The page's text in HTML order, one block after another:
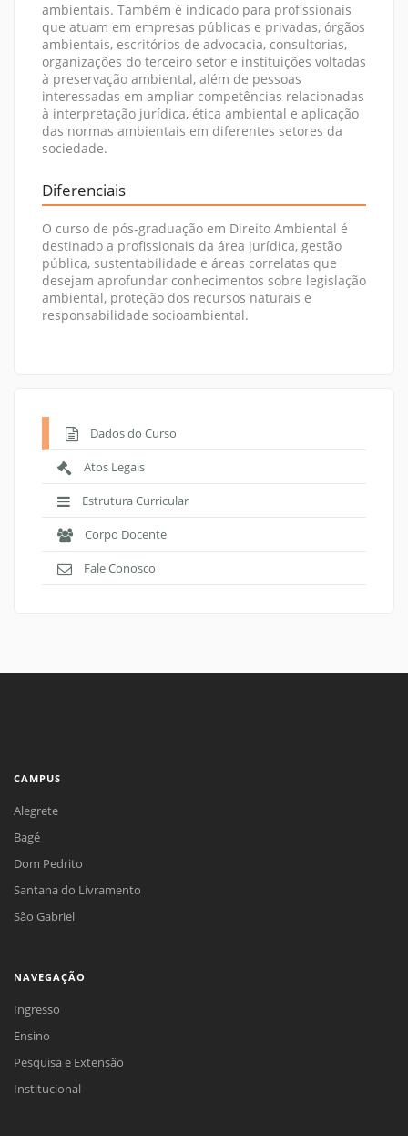
ambientais. Também é indicado para profissionais
que atuam em empresas públicas e privadas, órgãos
ambientais, escritórios de advocacia, consultorias,
organizações do terceiro setor e instituições voltadas
à preservação ambiental, além de pessoas
interessadas em ampliar competências relacionadas
à interpretação jurídica, ética ambiental e aplicação
das normas ambientais em diferentes setores da
sociedade.
Diferenciais
O curso de pós-graduação em Direito Ambiental é
destinado a profissionais da área jurídica, gestão
pública, sustentabilidade e áreas correlatas que
desejam aprofundar conhecimentos sobre legislação
ambiental, proteção dos recursos naturais e
responsabilidade socioambiental.
Dados do Curso
Atos Legais
Estrutura Curricular
Corpo Docente
Fale Conosco
CAMPUS
Alegrete
Bagé
Dom Pedrito
Santana do Livramento
São Gabriel
NAVEGAÇÃO
Ingresso
Ensino
Pesquisa e Extensão
Institucional